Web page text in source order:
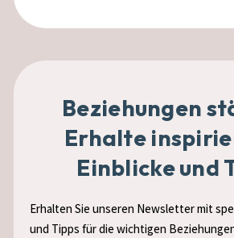
Beziehungen
Erhalte
Einblicke und
Erhalten Sie unseren Newsletter mit
und Tipps für die wichtigen